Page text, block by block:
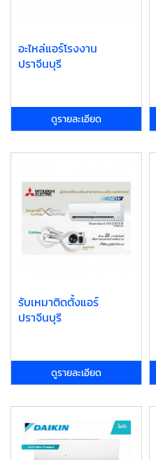
อะไหล่แอร์โรงงาน
ปราจีนบุรี
ดูรายละเอียด
รับเหมาติดตั้งแอร์
ปราจีนบุรี
ดูรายละเอียด